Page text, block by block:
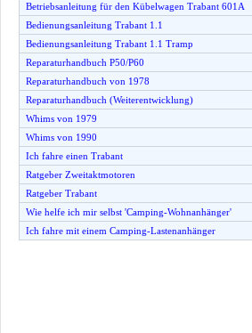
Betriebsanleitung für den Kübelwagen Trabant 601A
Bedienungsanleitung Trabant 1.1
Bedienungsanleitung Trabant 1.1 Tramp
Reparaturhandbuch P50/P60
Reparaturhandbuch von 1978
Reparaturhandbuch (Weiterentwicklung)
Whims von 1979
Whims von 1990
Ich fahre einen Trabant
Ratgeber Zweitaktmotoren
Ratgeber Trabant
Wie helfe ich mir selbst 'Camping-Wohnanhänger'
Ich fahre mit einem Camping-Lastenanhänger